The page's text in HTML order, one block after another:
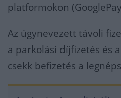
platformokon
Az úgynevezett távoli
a parkolási díjfizetés és
csekk befizetés a